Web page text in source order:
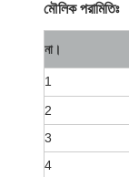
মৌলিক পরামিতিঃ
না।
1
2
3
4